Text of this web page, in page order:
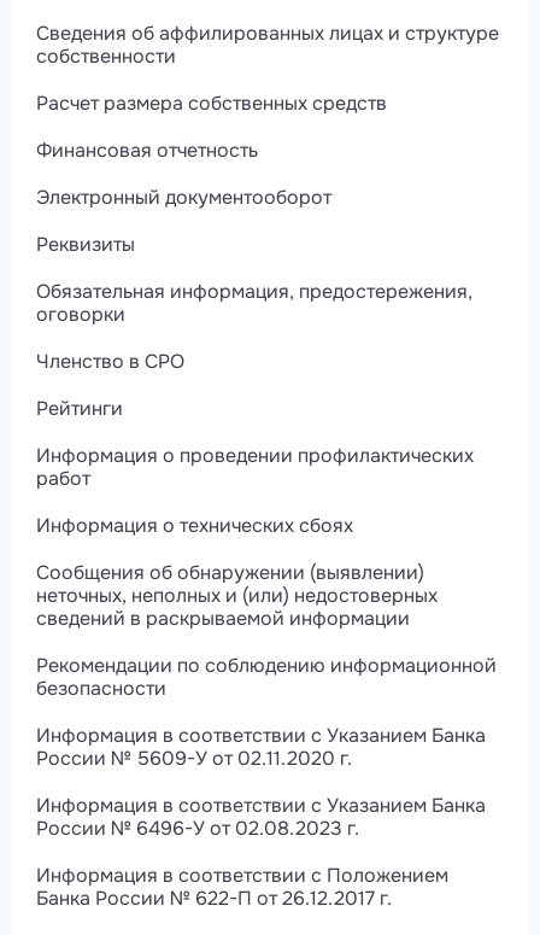
Сведения об аффилированных лицах и структуре
собственности
Расчет размера собственных средств
Финансовая отчетность
Электронный документооборот
Реквизиты
Обязательная информация, предостережения,
оговорки
Членство в СРО
Рейтинги
Информация о проведении профилактических
работ
Информация о технических сбоях
Сообщения об обнаружении (выявлении)
неточных, неполных и (или) недостоверных
сведений в раскрываемой информации
Рекомендации по соблюдению информационной
безопасности
Информация в соответствии с Указанием Банка
России № 5609-У от 02.11.2020 г.
Информация в соответствии с Указанием Банка
России № 6496-У от 02.08.2023 г.
Информация в соответствии с Положением
Банка России № 622-П от 26.12.2017 г.